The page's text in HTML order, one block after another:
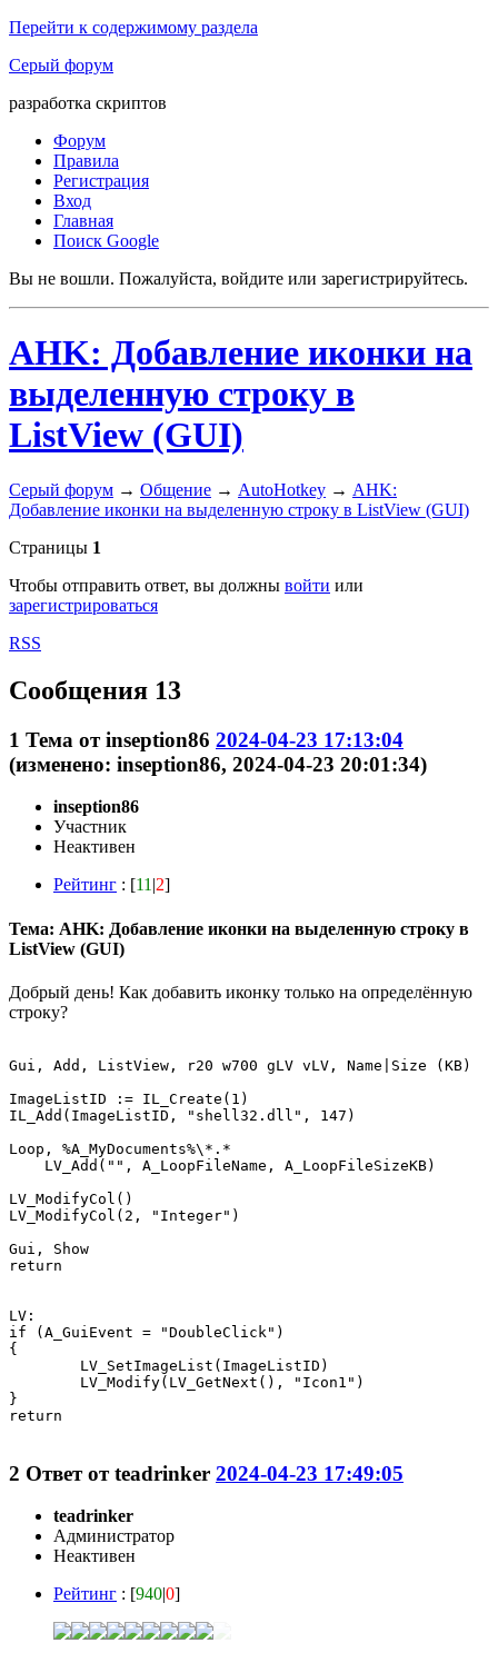
Перейти к содержимому раздела
Серый форум
разработка скриптов
Форум
Правила
Регистрация
Вход
Главная
Поиск Google
Вы не вошли. Пожалуйста, войдите или зарегистрируйтесь.
AHK: Добавление иконки на
выделенную строку в
ListView (GUI)
Серый форум → Общение → AutoHotkey → AHK:
Добавление иконки на выделенную строку в ListView (GUI)
Страницы 1
Чтобы отправить ответ, вы должны войти или
зарегистрироваться
RSS
Сообщения 13
1 Тема отinseption86 2024-04-23 17:13:04
(изменено: inseption86, 2024-04-23 20:01:34)
inseption86
Участник
Неактивен
Рейтинг : [11|2]
Тема: AHK: Добавление иконки на выделенную строку в
ListView (GUI)
Добрый день! Как добавить иконку только на определённую
строку?
Gui, Add, ListView, r20 w700 gLV vLV, Name|Size (KB)
ImageListID := IL_Create(1)
IL_Add(ImageListID, "shell32.dll", 147)
Loop, %A_MyDocuments%\*.*
    LV_Add("", A_LoopFileName, A_LoopFileSizeKB)
LV_ModifyCol()
LV_ModifyCol(2, "Integer")
Gui, Show
return
LV:
if (A_GuiEvent = "DoubleClick")
{
}
return
2 Ответ отteadrinker 2024-04-23 17:49:05
teadrinker
Администратор
Неактивен
Рейтинг : [940|0]